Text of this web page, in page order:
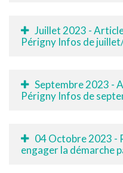
Juillet 2023 -
Périgny Infos de
Septembre 2023 -
Périgny Infos de
04 Octobre 2023 -
engager la démarche